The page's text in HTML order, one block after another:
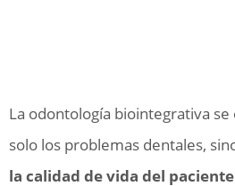
La odontología biointegrativa
solo los problemas dentales,
la calidad de vida del paciente